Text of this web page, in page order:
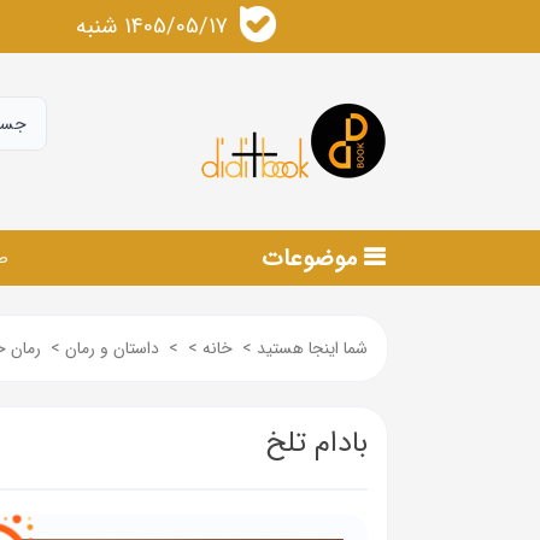
1405/05/17 شنبه
موضوعات
شما اینجا هستید > خانه >
> داستان و رمان > رمان
بادام تلخ